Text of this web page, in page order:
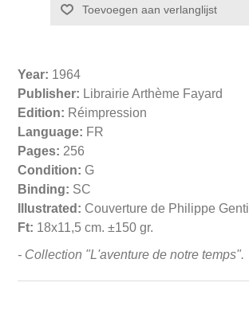
Year: 1964
Publisher: Librairie Arthème Fayard
Edition: Réimpression
Language: FR
Pages: 256
Condition: G
Binding: SC
Illustrated: Couverture de Philippe Gentil
Ft: 18x11,5 cm. ±150 gr.
- Collection "L'aventure de notre temps".